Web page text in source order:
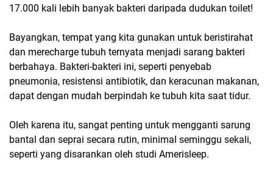
17.000 kali lebih banyak bakteri daripada dudukan toilet!
Bayangkan, tempat yang kita gunakan untuk beristirahat
dan merecharge tubuh ternyata menjadi sarang bakteri
berbahaya. Bakteri-bakteri ini, seperti penyebab
pneumonia, resistensi antibiotik, dan keracunan makanan,
dapat dengan mudah berpindah ke tubuh kita saat tidur.
Oleh karena itu, sangat penting untuk mengganti sarung
bantal dan seprai secara rutin, minimal seminggu sekali,
seperti yang disarankan oleh studi Amerisleep.